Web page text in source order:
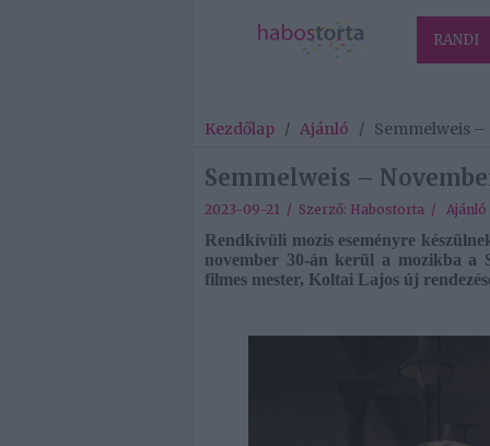
RANDI
Kezdőlap / Ajánló / Semmelweis
Semmelweis –
2023-09-21 / Szerző: Habostorta / Ajánló
Rendkívüli mozis eseményre
november 30-án kerül a mozikba
filmes mester, Koltai Lajos új